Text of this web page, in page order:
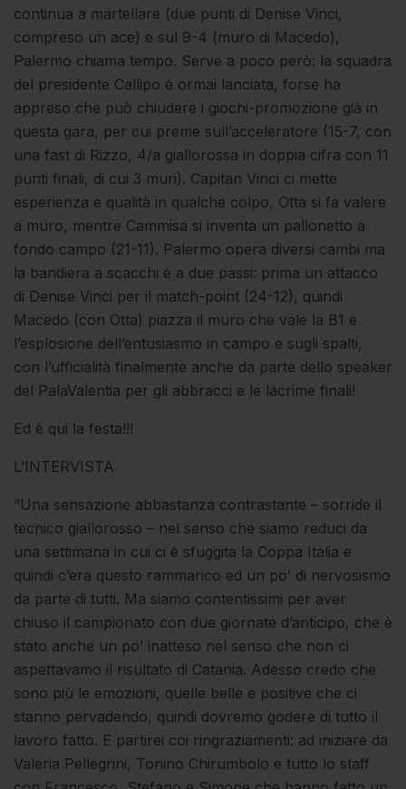
continua a martellare (due punti di Denise Vinci,
compreso un ace) e sul 9-4 (muro di Macedo),
Palermo chiama tempo. Serve a poco però: la squadra
del presidente Callipo è ormai lanciata, forse ha
appreso che può chiudere i giochi-promozione già in
questa gara, per cui preme sull’acceleratore (15-7, con
una fast di Rizzo, 4/a giallorossa in doppia cifra con 11
punti finali, di cui 3 muri). Capitan Vinci ci mette
esperienza e qualità in qualche colpo, Otta si fa valere
a muro, mentre Cammisa si inventa un pallonetto a
fondo campo (21-11). Palermo opera diversi cambi ma
la bandiera a scacchi è a due passi: prima un attacco
di Denise Vinci per il match-point (24-12), quindi
Macedo (con Otta) piazza il muro che vale la B1 e
l’esplosione dell’entusiasmo in campo e sugli spalti,
con l’ufficialità finalmente anche da parte dello speaker
del PalaValentia per gli abbracci e le lacrime finali!
Ed è qui la festa!!!
L’INTERVISTA
“Una sensazione abbastanza contrastante – sorride il
tecnico giallorosso – nel senso che siamo reduci da
una settimana in cui ci è sfuggita la Coppa Italia e
quindi c’era questo rammarico ed un po’ di nervosismo
da parte di tutti. Ma siamo contentissimi per aver
chiuso il campionato con due giornate d’anticipo, che è
stato anche un po’ inatteso nel senso che non ci
aspettavamo il risultato di Catania. Adesso credo che
sono più le emozioni, quelle belle e positive che ci
stanno pervadendo, quindi dovremo godere di tutto il
lavoro fatto. E partirei coi ringraziamenti: ad iniziare da
Valeria Pellegrini, Tonino Chirumbolo e tutto lo staff